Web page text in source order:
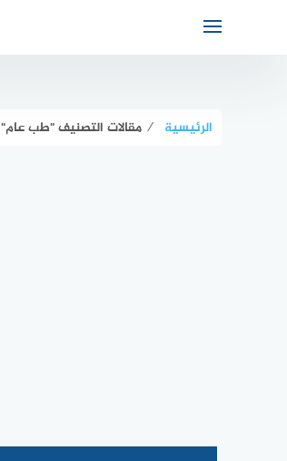
الرئيسية ⁄ مقالات التصنيف "طب عام"